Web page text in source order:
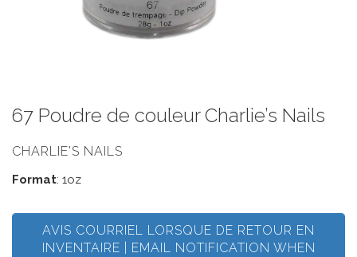
67 Poudre de couleur Charlie’s Nails
CHARLIE'S NAILS
Format: 1oz
AVIS COURRIEL LORSQUE DE RETOUR EN
INVENTAIRE | EMAIL NOTIFICATION WHEN